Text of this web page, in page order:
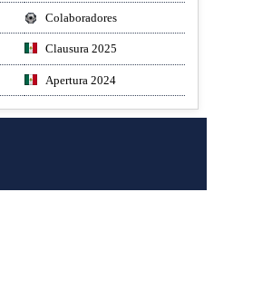
Colaboradores
Clausura 2025
Apertura 2024